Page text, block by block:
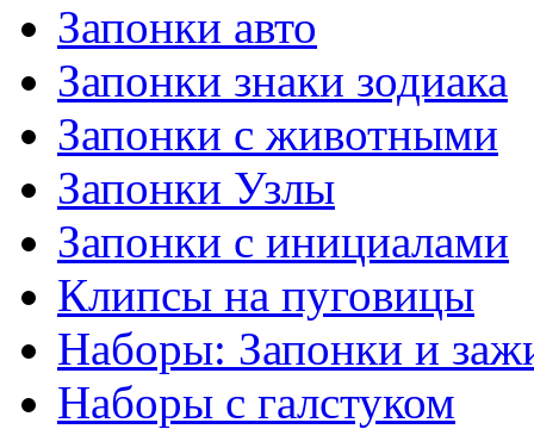
Запонки авто
Запонки знаки зодиака
Запонки с животными
Запонки Узлы
Запонки с инициалами
Клипсы на пуговицы
Наборы: Запонки и
Наборы с галстуком